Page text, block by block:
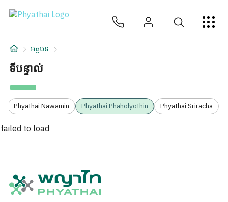
KM ไทย English
អត្ថបទ
អំពីពួកយើង
សាខាមន្ទីរពេទ្យ
អត្ថបទ
ទីបន្ទាល់
Phyathai Nawamin Phyathai Phaholyothin Phyathai Sriracha
failed to load